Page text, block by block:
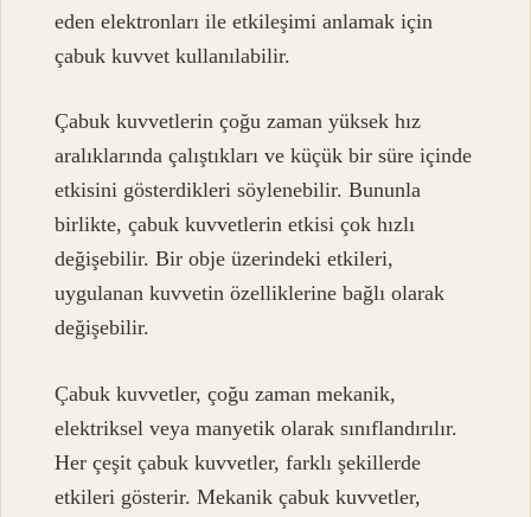
eden elektronları ile etkileşimi anlamak için
çabuk kuvvet kullanılabilir.
Çabuk kuvvetlerin çoğu zaman yüksek hız
aralıklarında çalıştıkları ve küçük bir süre içinde
etkisini gösterdikleri söylenebilir. Bununla
birlikte, çabuk kuvvetlerin etkisi çok hızlı
değişebilir. Bir obje üzerindeki etkileri,
uygulanan kuvvetin özelliklerine bağlı olarak
değişebilir.
Çabuk kuvvetler, çoğu zaman mekanik,
elektriksel veya manyetik olarak sınıflandırılır.
Her çeşit çabuk kuvvetler, farklı şekillerde
etkileri gösterir. Mekanik çabuk kuvvetler,